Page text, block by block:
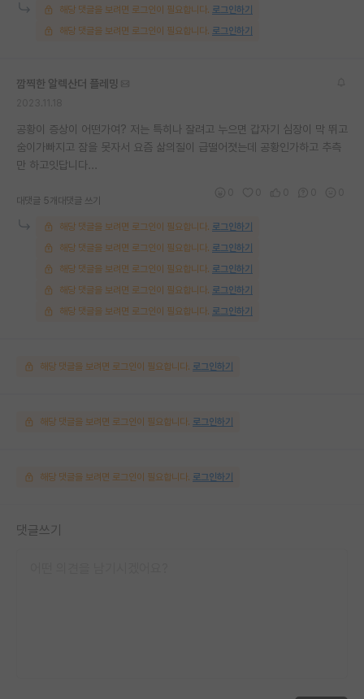
해당 댓글을 보려면 로그인이 필요합니다. 로그인하기
해당 댓글을 보려면 로그인이 필요합니다. 로그인하기
깜찍한 알렉산더 플레밍
공황이 증상이 어떤가여? 저는 특히나 잘려고 누으면 갑자기 심장이 막 뛰고
숨이가빠지고 잠을 못자서 요즘 삶의질이 급떨어졋는데 공황인가하고 추측
만 하고잇답니다...
대댓글 5개 대댓글 쓰기
해당 댓글을 보려면 로그인이 필요합니다. 로그인하기
해당 댓글을 보려면 로그인이 필요합니다. 로그인하기
해당 댓글을 보려면 로그인이 필요합니다. 로그인하기
해당 댓글을 보려면 로그인이 필요합니다. 로그인하기
해당 댓글을 보려면 로그인이 필요합니다. 로그인하기
해당 댓글을 보려면 로그인이 필요합니다. 로그인하기
해당 댓글을 보려면 로그인이 필요합니다. 로그인하기
해당 댓글을 보려면 로그인이 필요합니다. 로그인하기
댓글쓰기